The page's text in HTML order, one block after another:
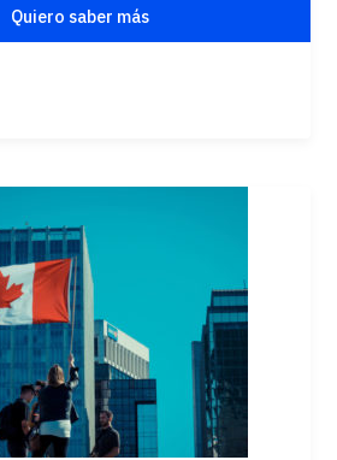
Quiero saber más